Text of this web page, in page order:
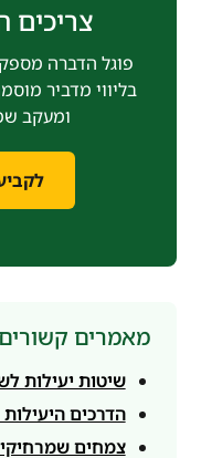
צריכים
פוגל הדברה
בליווי מדביר
ומעקב
מאמרים קשורים
שיטות יעילות
הדרכים
צמחים